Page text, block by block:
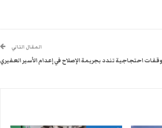
المقال التالي
احتجاجية تندد بجريمة الإصلاح في إعدام الأسير العفيري